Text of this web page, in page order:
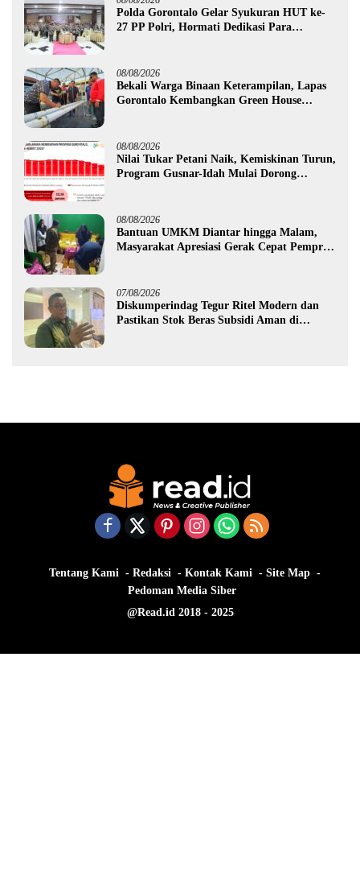
Polda Gorontalo Gelar Syukuran HUT ke-
27 PP Polri, Hormati Dedikasi Para
08/08/2026
Bekali Warga Binaan Keterampilan, Lapas
Gorontalo Kembangkan Green House
08/08/2026
Nilai Tukar Petani Naik, Kemiskinan Turun,
Program Gusnar-Idah Mulai Dorong
08/08/2026
Bantuan UMKM Diantar hingga Malam,
Masyarakat Apresiasi Gerak Cepat Pemprov
07/08/2026
Diskumperindag Tegur Ritel Modern dan
Pastikan Stok Beras Subsidi Aman di
Tentang Kami Redaksi Kontak Kami
Site Map
Pedoman Media Siber
@Read.id 2018 - 2025